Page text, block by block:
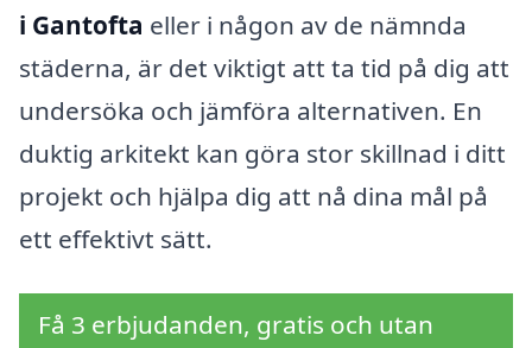
i Gantofta eller i någon av de nämnda
städerna, är det viktigt att ta tid på dig att
undersöka och jämföra alternativen. En
duktig arkitekt kan göra stor skillnad i ditt
projekt och hjälpa dig att nå dina mål på
ett effektivt sätt.
Få 3 erbjudanden, gratis och utan